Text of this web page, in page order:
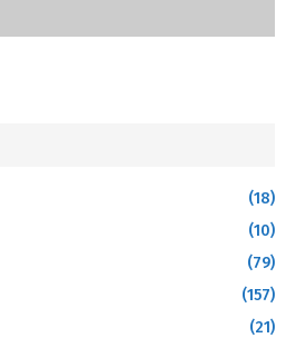
(18)
(10)
(79)
(157)
(21)